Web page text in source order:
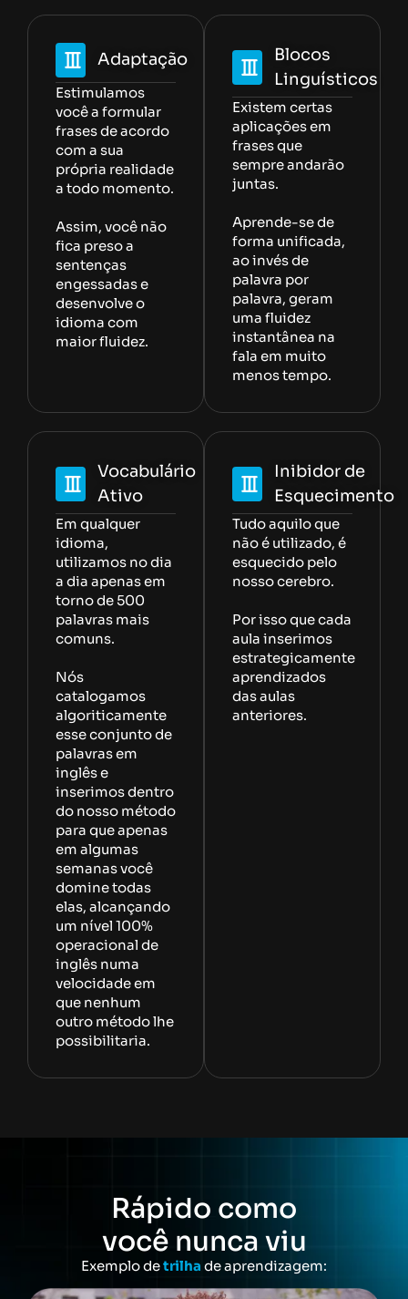
Adaptação
Estimulamos
você a formular
frases de acordo
com a sua
própria realidade
a todo momento.
Assim, você não
fica preso a
sentenças
engessadas e
desenvolve o
idioma com
maior fluidez.
Blocos
Linguísticos
Existem certas
aplicações em
frases que
sempre andarão
juntas.
Aprende-se de
forma unificada,
ao invés de
palavra por
palavra, geram
uma fluidez
instantânea na
fala em muito
menos tempo.
Vocabulário
Ativo
Em qualquer
idioma,
utilizamos no dia
a dia apenas em
torno de 500
palavras mais
comuns.
Nós
catalogamos
algoriticamente
esse conjunto de
palavras em
inglês e
inserimos dentro
do nosso método
para que apenas
em algumas
semanas você
domine todas
elas, alcançando
um nível 100%
operacional de
inglês numa
velocidade em
que nenhum
outro método lhe
possibilitaria.
Inibidor de
Esquecimento
Tudo aquilo que
não é utilizado, é
esquecido pelo
nosso cerebro.
Por isso que cada
aula inserimos
estrategicamente
aprendizados
das aulas
anteriores.
Rápido como
você nunca viu
Exemplo detrilha de aprendizagem: